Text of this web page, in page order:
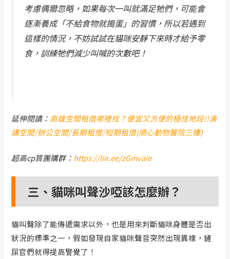
考慮偶爾忽略，如果每次一叫就滿足牠們，可能會
逐漸養成「不給食物就搗蛋」的習慣，所以若遇到
這樣的情況，不妨試試在貓咪安靜下來時才給予零
食，訓練牠們減少叫喊的次數吧！
延伸閱讀： 高雄空間租借哪裡找？便宜又方便的極佳地段!!演
講空間/辦公空間/長期租借/短期租借(順心動物醫院三樓)
超高cp質團購群： https://lin.ee/zGmvaie
三、貓咪叫聲沙啞該怎麼辦？
貓叫聲除了能傳遞需求以外，也是用來判斷貓咪身體是否出
狀況的標準之一，假如發現自家貓咪聲音突然出現異樣，鏟
屎官們就得提高警覺了！